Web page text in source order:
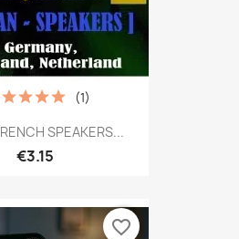
SPEAKERS...
€3.15
(1)
favorite_border